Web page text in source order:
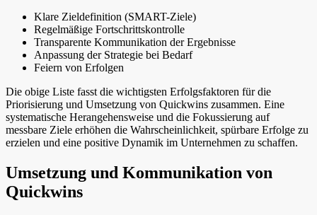
Klare Zieldefinition (SMART-Ziele)
Regelmäßige Fortschrittskontrolle
Transparente Kommunikation der Ergebnisse
Anpassung der Strategie bei Bedarf
Feiern von Erfolgen
Die obige Liste fasst die wichtigsten Erfolgsfaktoren für die
Priorisierung und Umsetzung von Quickwins zusammen. Eine
systematische Herangehensweise und die Fokussierung auf
messbare Ziele erhöhen die Wahrscheinlichkeit, spürbare Erfolge zu
erzielen und eine positive Dynamik im Unternehmen zu schaffen.
Umsetzung und Kommunikation von
Quickwins